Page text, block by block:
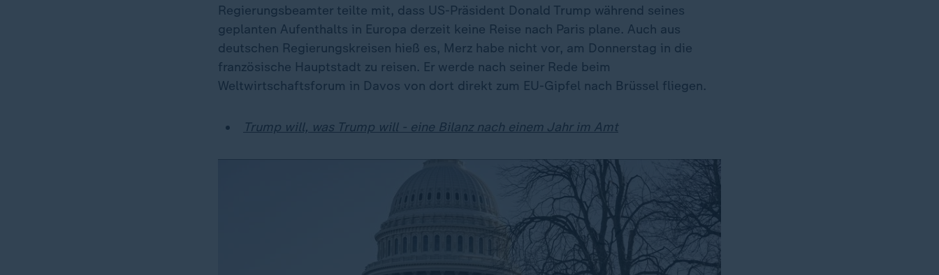
Regierungsbeamter teilte mit, dass US-Präsident Donald Trump während seines
geplanten Aufenthalts in Europa derzeit keine Reise nach Paris plane. Auch aus
deutschen Regierungskreisen hieß es, Merz habe nicht vor, am Donnerstag in die
französische Hauptstadt zu reisen. Er werde nach seiner Rede beim
Weltwirtschaftsforum in Davos von dort direkt zum EU-Gipfel nach Brüssel fliegen.
Trump will, was Trump will - eine Bilanz nach einem Jahr im Amt